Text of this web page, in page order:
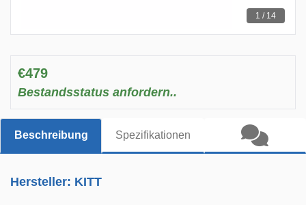
1 / 14
€479
Bestandsstatus anfordern..
Beschreibung Spezifikationen
Hersteller: KITT